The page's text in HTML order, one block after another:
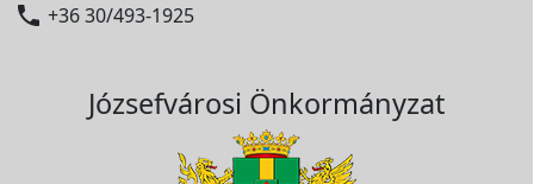
 +36 30/493-1925
Józsefvárosi Önkormányzat